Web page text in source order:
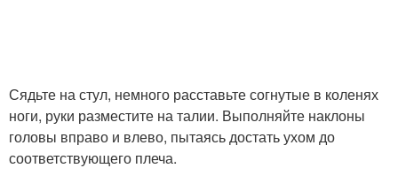
Сядьте на стул, немного расставьте согнутые в коленях
ноги, руки разместите на талии. Выполняйте наклоны
головы вправо и влево, пытаясь достать ухом до
соответствующего плеча.